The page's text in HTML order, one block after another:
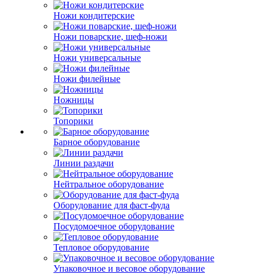
Ножи кондитерские
Ножи поварские, шеф-ножи
Ножи универсальные
Ножи филейные
Ножницы
Топорики
Барное оборудование
Линии раздачи
Нейтральное оборудование
Оборудование для фаст-фуда
Посудомоечное оборудование
Тепловое оборудование
Упаковочное и весовое оборудование